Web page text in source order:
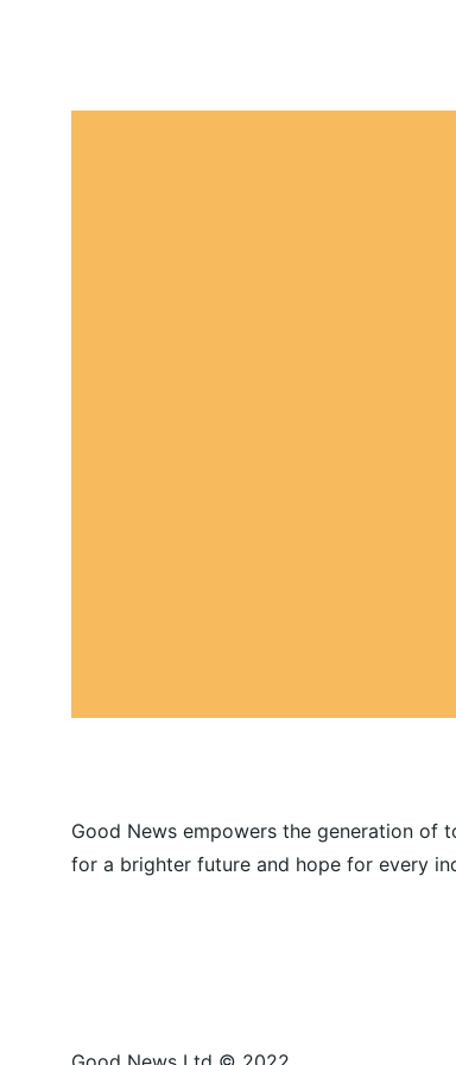
Good News empowers the generation of
for a brighter future and hope for every